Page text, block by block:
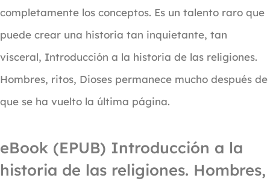
completamente los conceptos. Es un talento raro que
puede crear una historia tan inquietante, tan
visceral, Introducción a la historia de las religiones.
Hombres, ritos, Dioses permanece mucho después de
que se ha vuelto la última página.
eBook (EPUB) Introducción a la
historia de las religiones. Hombres,